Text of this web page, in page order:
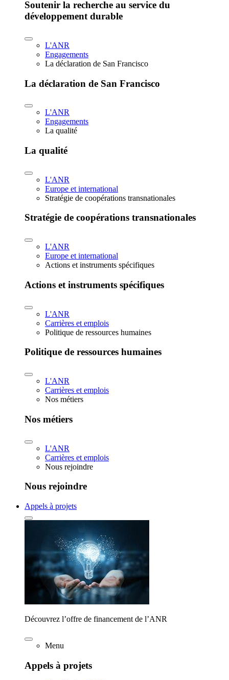
Soutenir la recherche au service du
développement durable
L'ANR
Engagements
La déclaration de San Francisco
La déclaration de San Francisco
L'ANR
Engagements
La qualité
La qualité
L'ANR
Europe et international
Stratégie de coopérations transnationales
Stratégie de coopérations transnationales
L'ANR
Europe et international
Actions et instruments spécifiques
Actions et instruments spécifiques
L'ANR
Carrières et emplois
Politique de ressources humaines
Politique de ressources humaines
L'ANR
Carrières et emplois
Nos métiers
Nos métiers
L'ANR
Carrières et emplois
Nous rejoindre
Nous rejoindre
Appels à projets
Découvrez l’offre de financement de l’ANR
Menu
Appels à projets